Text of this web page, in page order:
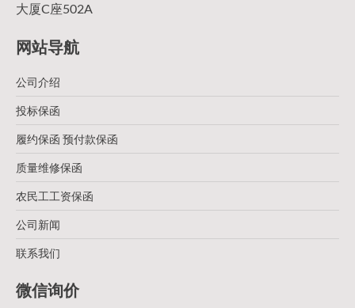
大厦C座502A
网站导航
公司介绍
投标保函
履约保函 预付款保函
质量维修保函
农民工工资保函
公司新闻
联系我们
微信询价